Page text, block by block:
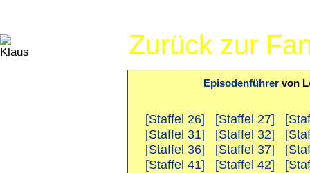
Zurück zur
Episodenführervon
[Staffel 26] [Staffel 27]
[Staffel 31]
[Staffel 32]
[Staffel 36]
[Staffel 37]
[Staffel 41]
[Staffel 42]